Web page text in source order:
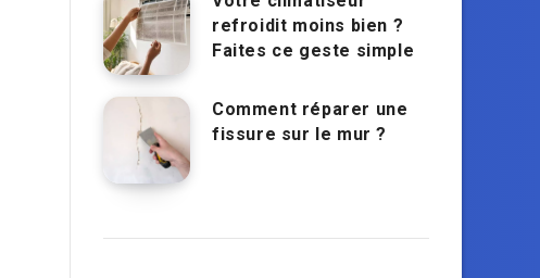
refroidit moins bien ?
Faites ce geste simple
Comment réparer une
fissure sur le mur ?